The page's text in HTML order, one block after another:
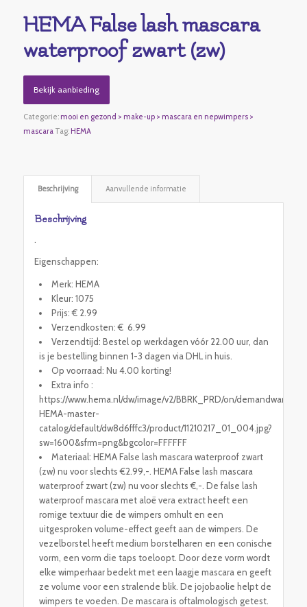
HEMA False lash mascara
waterproof zwart (zw)
Bekijk aanbieding
Categorie: mooi en gezond > make-up > mascara en nepwimpers >
mascara Tag: HEMA
Beschrijving Aanvullende informatie
Beschrijving
.
Eigenschappen:
Merk: HEMA
Kleur: 1075
Prijs: € 2.99
Verzendkosten: € 6.99
Verzendtijd: Bestel op werkdagen vóór 22.00 uur, dan
is je bestelling binnen 1-3 dagen via DHL in huis.
Op voorraad: Nu 4.00 korting!
Extra info :
https://www.hema.nl/dw/image/v2/BBRK_PRD/on/
HEMA-master-
catalog/default/dw8d6fffc3/product/11210217_01_004.jpg?
sw=1600&sfrm=png&bgcolor=FFFFFF
Materiaal: HEMA False lash mascara waterproof zwart
(zw) nu voor slechts €2.99,-. HEMA False lash mascara
waterproof zwart (zw) nu voor slechts €,-. De false lash
waterproof mascara met aloë vera extract heeft een
romige textuur die de wimpers omhult en een
uitgesproken volume-effect geeft aan de wimpers. De
vezelborstel heeft medium borstelharen en een conische
vorm, een vorm die taps toeloopt. Door deze vorm wordt
elke wimperhaar bedekt met een laagje mascara en geeft
ze volume voor een stralende blik. De jojobaolie helpt de
wimpers te voeden. De mascara is oftalmologisch getest.